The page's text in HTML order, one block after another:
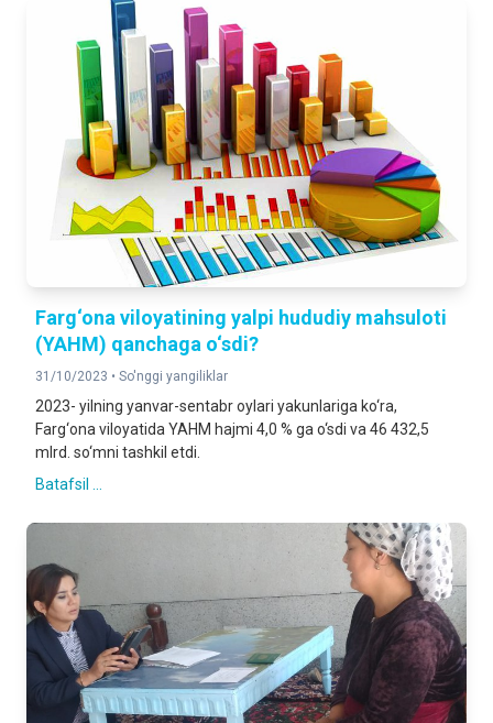
Farg‘ona viloyatining yalpi hududiy mahsuloti
(YAHM) qanchaga o‘sdi?
31/10/2023 • So'nggi yangiliklar
2023- yilning yanvar-sentabr oylari yakunlariga ko‘ra,
Farg‘ona viloyatida YAHM hajmi 4,0 % ga o‘sdi va 46 432,5
mlrd. so‘mni tashkil etdi.
Batafsil ...